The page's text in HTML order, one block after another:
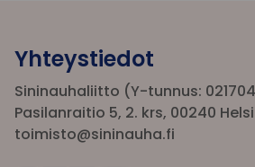
Yhteystiedot
Sininauhaliitto (Y-tunnus:
Pasilanraitio 5, 2. krs, 00240
toimisto@sininauha.fi